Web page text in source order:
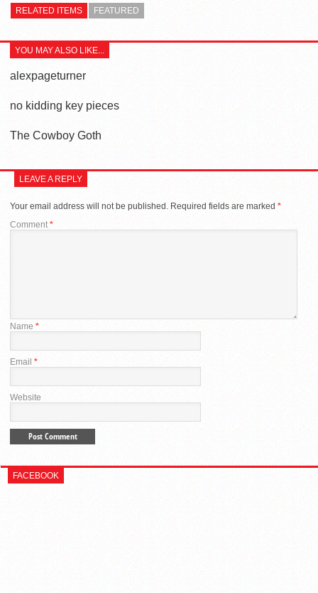
RELATED ITEMS FEATURED
YOU MAY ALSO LIKE...
alexpageturner
no kidding key pieces
The Cowboy Goth
LEAVE A REPLY
Your email address will not be published. Required fields are marked *
Comment*
Name *
Email *
Website
FACEBOOK